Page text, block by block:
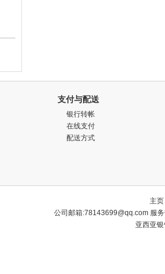
支付与配送
银行转帐
在线支付
配送方式
主页
公司邮箱:78143699@qq.com服务
亚西亚